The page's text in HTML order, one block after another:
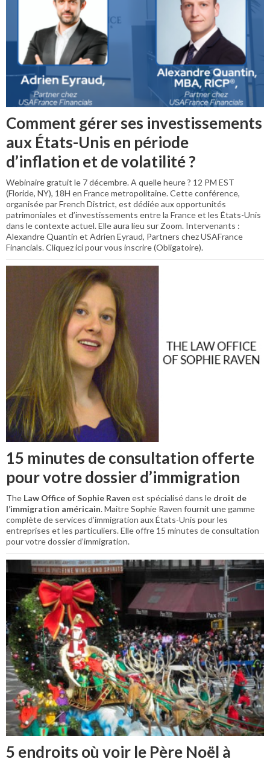
Comment gérer ses investissements
aux États-Unis en période
d’inflation et de volatilité ?
Webinaire gratuit le 7 décembre. A quelle heure ? 12 PM EST
(Floride, NY), 18H en France metropolitaine. Cette conférence,
organisée par French District, est dédiée aux opportunités
patrimoniales et d’investissements entre la France et les États-Unis
dans le contexte actuel. Elle aura lieu sur Zoom. Intervenants :
Alexandre Quantin et Adrien Eyraud, Partners chez USAFrance
Financials. Cliquez ici pour vous inscrire (Obligatoire).
15 minutes de consultation offerte
pour votre dossier d’immigration
The Law Office of Sophie Raven est spécialisé dans le droit de
l’immigration américain. Maitre Sophie Raven fournit une gamme
complète de services d’immigration aux États-Unis pour les
entreprises et les particuliers. Elle offre 15 minutes de consultation
pour votre dossier d’immigration.
5 endroits où voir le Père Noël à